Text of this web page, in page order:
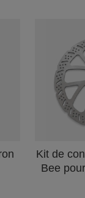
Kit de
Bee